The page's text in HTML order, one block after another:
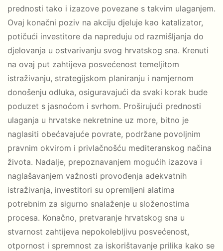
prednosti tako i izazove povezane s takvim ulaganjem.
Ovaj konačni poziv na akciju djeluje kao katalizator,
potičući investitore da napreduju od razmišljanja do
djelovanja u ostvarivanju svog hrvatskog sna. Krenuti
na ovaj put zahtijeva posvećenost temeljitom
istraživanju, strategijskom planiranju i namjernom
donošenju odluka, osiguravajući da svaki korak bude
poduzet s jasnoćom i svrhom. Proširujući prednosti
ulaganja u hrvatske nekretnine uz more, bitno je
naglasiti obećavajuće povrate, podržane povoljnim
pravnim okvirom i privlačnošću mediteranskog načina
života. Nadalje, prepoznavanjem mogućih izazova i
naglašavanjem važnosti provođenja adekvatnih
istraživanja, investitori su opremljeni alatima
potrebnim za sigurno snalaženje u složenostima
procesa. Konačno, pretvaranje hrvatskog sna u
stvarnost zahtijeva nepokolebljivu posvećenost,
otpornost i spremnost za iskorištavanje prilika kako se